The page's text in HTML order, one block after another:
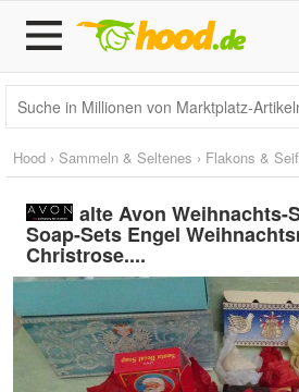
Hood › Sammeln & Seltenes › Flakons &
alte Avon Weihnachts-
Soap-Sets Engel
Christrose....